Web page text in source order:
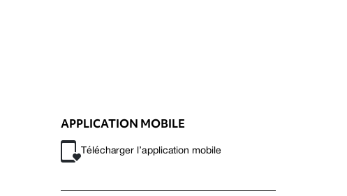
APPLICATION MOBILE
Télécharger l’application mobile